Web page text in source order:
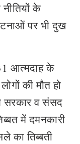
के
पर भी दुख
आत्मदाह के
की मौत हो
सरकार व संसद
में दमनकारी
का तिब्बती